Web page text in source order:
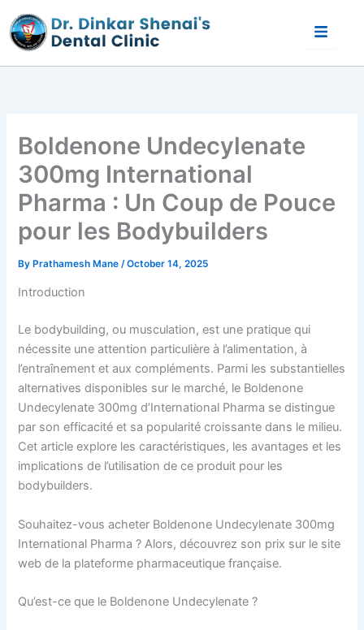
to
content
Boldenone Undecylenate
300mg International
Pharma : Un Coup de Pouce
pour les Bodybuilders
ByPrathamesh Mane/October 14, 2025
Introduction
Le bodybuilding, ou musculation, est une pratique qui
nécessite une attention particulière à l’alimentation, à
l’entraînement et aux compléments. Parmi les substantielles
alternatives disponibles sur le marché, le Boldenone
Undecylenate 300mg d’International Pharma se distingue
par son efficacité et sa popularité croissante dans le milieu.
Cet article explore les caractéristiques, les avantages et les
implications de l’utilisation de ce produit pour les
bodybuilders.
Souhaitez-vous acheter Boldenone Undecylenate 300mg
International Pharma ? Alors, découvrez son prix sur le site
web de la plateforme pharmaceutique française.
Qu’est-ce que le Boldenone Undecylenate ?